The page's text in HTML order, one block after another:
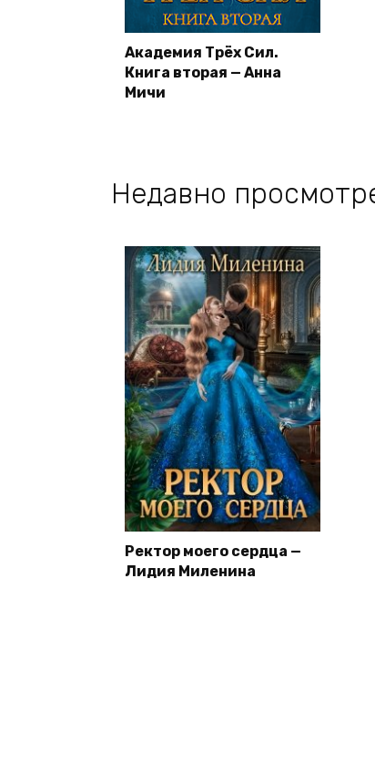
Академия Трёх Сил.
Книга вторая — Анна
Мичи
Недавно
Ректор моего сердца —
Лидия Миленина